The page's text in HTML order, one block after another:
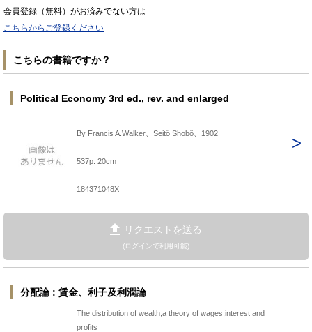
会員登録（無料）がお済みでない方は
こちらからご登録ください
こちらの書籍ですか？
Political Economy 3rd ed., rev. and enlarged
By Francis A.Walker、Seitô Shobô、1902
537p. 20cm
184371048X
リクエストを送る
(ログインで利用可能)
分配論 : 賃金、利子及利潤論
The distribution of wealth,a theory of wages,interest and
profits